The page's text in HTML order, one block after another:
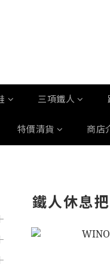
三項鐵人
特價清貨 商店
鐵人休息把